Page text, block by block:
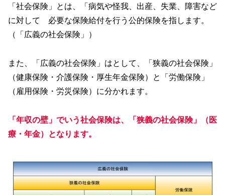
「社会保険」とは、「病気や怪我、出産、失業、障害など
に対して 必要な保険給付を行う公的保険を指します。
（「広義の社会保険」）
また、「広義の社会保険」はとして、「狭義の社会保険」
（健康保険・介護保険・厚生年金保険）と「労働保険」
（雇用保険・労災保険）に分かれます。
「年収の壁」でいう社会保険は、「狭義の社会保険」（医
療・年金）となります。